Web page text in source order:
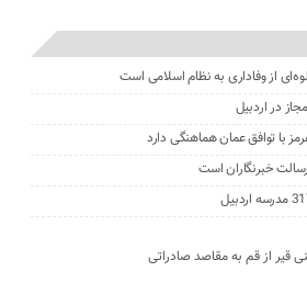
از وفاداری به نظام اسلامی است
با توافق عمان هماهنگی دارد
خبرنگاران است